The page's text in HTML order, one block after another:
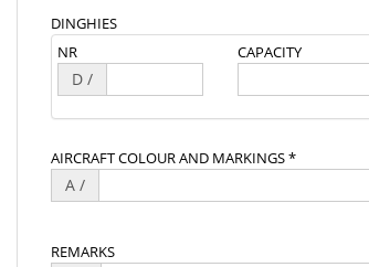
DINGHIES
NR
D /
CAPACITY
AIRCRAFT COLOUR AND MARKINGS *
A /
REMARKS